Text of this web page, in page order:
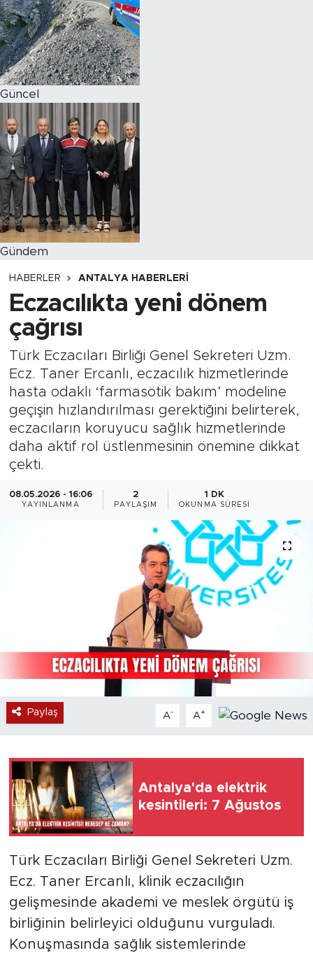
Güncel
Gündem
HABERLER ANTALYA HABERLERI
Eczacılıkta yeni dönem
çağrısı
Türk Eczacıları Birliği Genel Sekreteri Uzm.
Ecz. Taner Ercanlı, eczacılık hizmetlerinde
hasta odaklı ‘farmasötik bakım’ modeline
geçişin hızlandırılması gerektiğini belirterek,
eczacıların koruyucu sağlık hizmetlerinde
daha aktif rol üstlenmesinin önemine dikkat
çekti.
08.05.2026 - 16:06
YAYINLANMA
2
PAYLAŞIM
1 DK
OKUNMA SÜRESI
Paylaş A- A+
Antalya'da elektrik
kesintileri: 7 Ağustos
Türk Eczacıları Birliği Genel Sekreteri Uzm.
Ecz. Taner Ercanlı, klinik eczacılığın
gelişmesinde akademi ve meslek örgütü iş
birliğinin belirleyici olduğunu vurguladı.
Konuşmasında sağlık sistemlerinde
Magazin
Özel Haber
Politika
Resmi İlanlar
Sağlık
Spor
Turizm